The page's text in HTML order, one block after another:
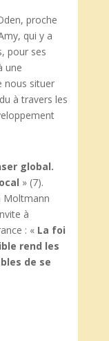
proche
qui y a
pour ses
une
nous situer
à travers les
global.
» (7).
Moltmann
à
: « La foi
rend les
de se